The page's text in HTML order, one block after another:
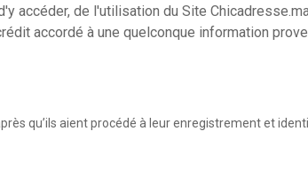
de l'utilisation du Site
accordé à une quelconque information
qu’ils aient procédé à leur enregistrement et